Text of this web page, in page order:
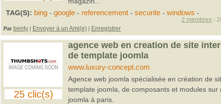
TAG(S): bing - google - referencement - securite - windows -
Par benty | Envoyer à un Ami(e) | Enregistrer
2 membres -
25 clic(s)
agence web en creation de site
de template joomla
www.luxury-concept.com
Agence web joomla spécialisée en création de
template joomla, de composants et modules sur
joomla à paris.